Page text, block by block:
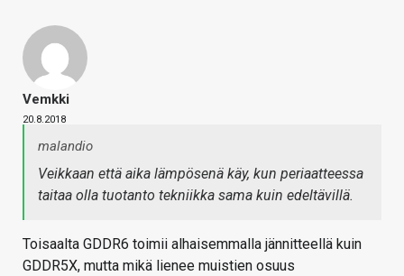
Vemkki
20.8.2018
malandio
Veikkaan että aika lämpösenä käy, kun periaatteessa
taitaa olla tuotanto tekniikka sama kuin edeltävillä.
Toisaalta GDDR6 toimii alhaisemmalla jännitteellä kuin
GDDR5X, mutta mikä lienee muistien osuus